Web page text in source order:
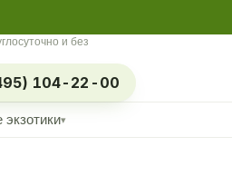
и без
104-22-00
▾